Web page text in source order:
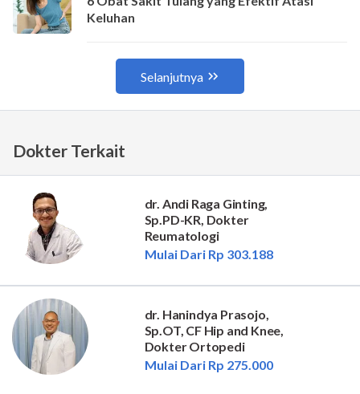
Dokter Terkait